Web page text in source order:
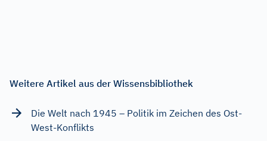
Weitere Artikel aus der Wissensbibliothek
Die Welt nach 1945 – Politik im Zeichen des Ost-
West-Konflikts